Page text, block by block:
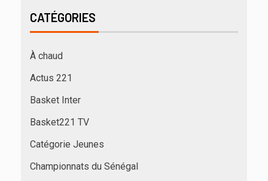
CATÉGORIES
À chaud
Actus 221
Basket Inter
Basket221 TV
Catégorie Jeunes
Championnats du Sénégal